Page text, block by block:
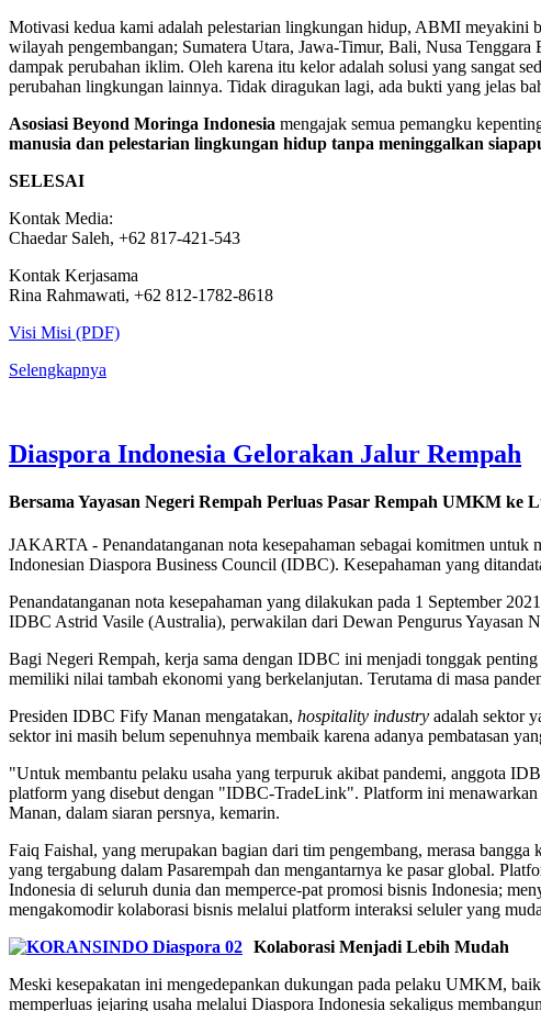
Motivasi kedua kami adalah pelestarian lingkungan hidup, ABMI meyakini
wilayah pengembangan; Sumatera Utara, Jawa-Timur, Bali, Nusa
dampak perubahan iklim. Oleh karena itu kelor adalah solusi yang sangat
perubahan lingkungan lainnya. Tidak diragukan lagi, ada bukti yang jelas
Asosiasi Beyond Moringa Indonesia mengajak semua pemangku
manusia dan pelestarian lingkungan hidup tanpa meninggalkan
SELESAI
Kontak Media:
Chaedar Saleh, +62 817-421-543
Kontak Kerjasama
Rina Rahmawati, +62 812-1782-8618
Visi Misi (PDF)
Selengkapnya
Diaspora Indonesia Gelorakan Jalur Rempah
Bersama Yayasan Negeri Rempah Perluas Pasar Rempah UMKM ke
JAKARTA - Penandatanganan nota kesepahaman sebagai komitmen
Indonesian Diaspora Business Council (IDBC). Kesepahaman yang
Penandatanganan nota kesepahaman yang dilakukan pada 1 September
IDBC Astrid Vasile (Australia), perwakilan dari Dewan Pengurus Yayasan
Bagi Negeri Rempah, kerja sama dengan IDBC ini menjadi tonggak
memiliki nilai tambah ekonomi yang berkelanjutan. Terutama di masa
Presiden IDBC Fify Manan mengatakan, hospitality industry adalah sektor
sektor ini masih belum sepenuhnya membaik karena adanya pembatasan
"Untuk membantu pelaku usaha yang terpuruk akibat pandemi, anggota
platform yang disebut dengan "IDBC-TradeLink". Platform ini
Manan, dalam siaran persnya, kemarin.
Faiq Faishal, yang merupakan bagian dari tim pengembang, merasa
yang tergabung dalam Pasarempah dan mengantarnya ke pasar global.
Indonesia di seluruh dunia dan memperce-pat promosi bisnis Indonesia;
mengakomodir kolaborasi bisnis melalui platform interaksi seluler yang
Kolaborasi Menjadi Lebih Mudah
Meski kesepakatan ini mengedepankan dukungan pada pelaku UMKM,
memperluas jejaring usaha melalui Diaspora Indonesia sekaligus